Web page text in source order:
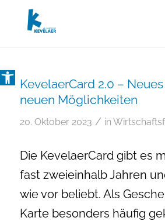
Open toolbar
KevelaerCard 2.0 –
neuen Möglichkeiten
20. Oktober 2023 / in
Die KevelaerCard gibt es
fast zweieinhalb Jahren
wie vor beliebt. Als
Karte besonders häufig